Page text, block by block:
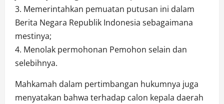
3. Memerintahkan pemuatan putusan ini dalam
Berita Negara Republik Indonesia sebagaimana
mestinya;
4. Menolak permohonan Pemohon selain dan
selebihnya.
Mahkamah dalam pertimbangan hukumnya juga
menyatakan bahwa terhadap calon kepala daerah